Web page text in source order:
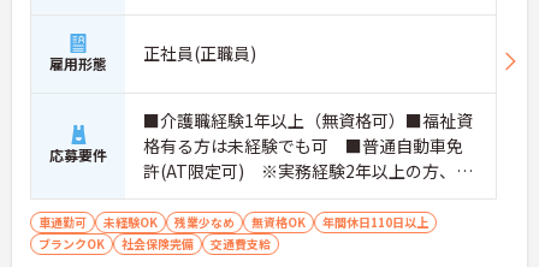
配置や夜間複数名体制が敷かれているため、業務に
追われることなくご利用者様のペースに合わせたサ
ポートが可能です。施設も専用設計で働きやすく、
ご自身の理想とする福祉を実践できる環境が整って
います。
雇用形態 正社員(正職員)
応募要件
■介護職経験1年以上（無資格可）■福祉資
格有る方は未経験でも可 ■普通自動車免
許(AT限定可) ※実務経験2年以上の方、障
がい者福祉に関する経験をお持ちの方大歓
迎
車通勤可 未経験OK 残業少なめ 無資格OK
年間休日110日以上
ブランクOK
社会保険完備 交通費支給